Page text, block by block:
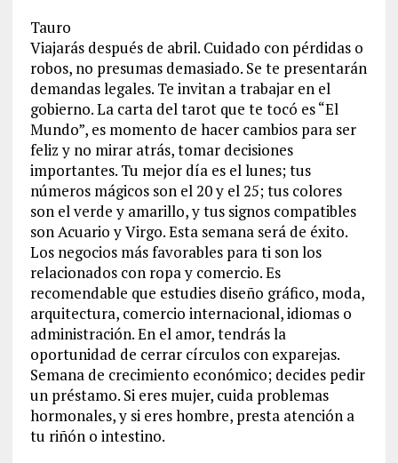
Tauro
Viajarás después de abril. Cuidado con pérdidas o
robos, no presumas demasiado. Se te presentarán
demandas legales. Te invitan a trabajar en el
gobierno. La carta del tarot que te tocó es “El
Mundo”, es momento de hacer cambios para ser
feliz y no mirar atrás, tomar decisiones
importantes. Tu mejor día es el lunes; tus
números mágicos son el 20 y el 25; tus colores
son el verde y amarillo, y tus signos compatibles
son Acuario y Virgo. Esta semana será de éxito.
Los negocios más favorables para ti son los
relacionados con ropa y comercio. Es
recomendable que estudies diseño gráfico, moda,
arquitectura, comercio internacional, idiomas o
administración. En el amor, tendrás la
oportunidad de cerrar círculos con exparejas.
Semana de crecimiento económico; decides pedir
un préstamo. Si eres mujer, cuida problemas
hormonales, y si eres hombre, presta atención a
tu riñón o intestino.